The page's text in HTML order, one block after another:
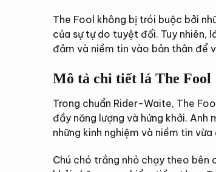
The Fool không bị trói buộc bởi
của sự tự do tuyệt đối. Tuy nhiên,
đảm và niềm tin vào bản thân để
Mô tả chi tiết lá The Fool
Trong chuẩn Rider-Waite, The
đầy năng lượng và hứng khởi.
những kinh nghiệm và niềm tin
Chú chó trắng nhỏ chạy theo bên